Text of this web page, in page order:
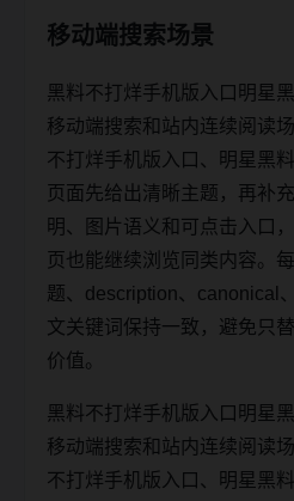
移动端搜索场景
黑料不打烊手机版入口明星
移动端搜索和站内连续阅读
不打烊手机版入口、明星黑
页面先给出清晰主题，再补
明、图片语义和可点击入口
页也能继续浏览同类内容。
题、description、canonical
文关键词保持一致，避免只
价值。
黑料不打烊手机版入口明星
移动端搜索和站内连续阅读
不打烊手机版入口、明星黑